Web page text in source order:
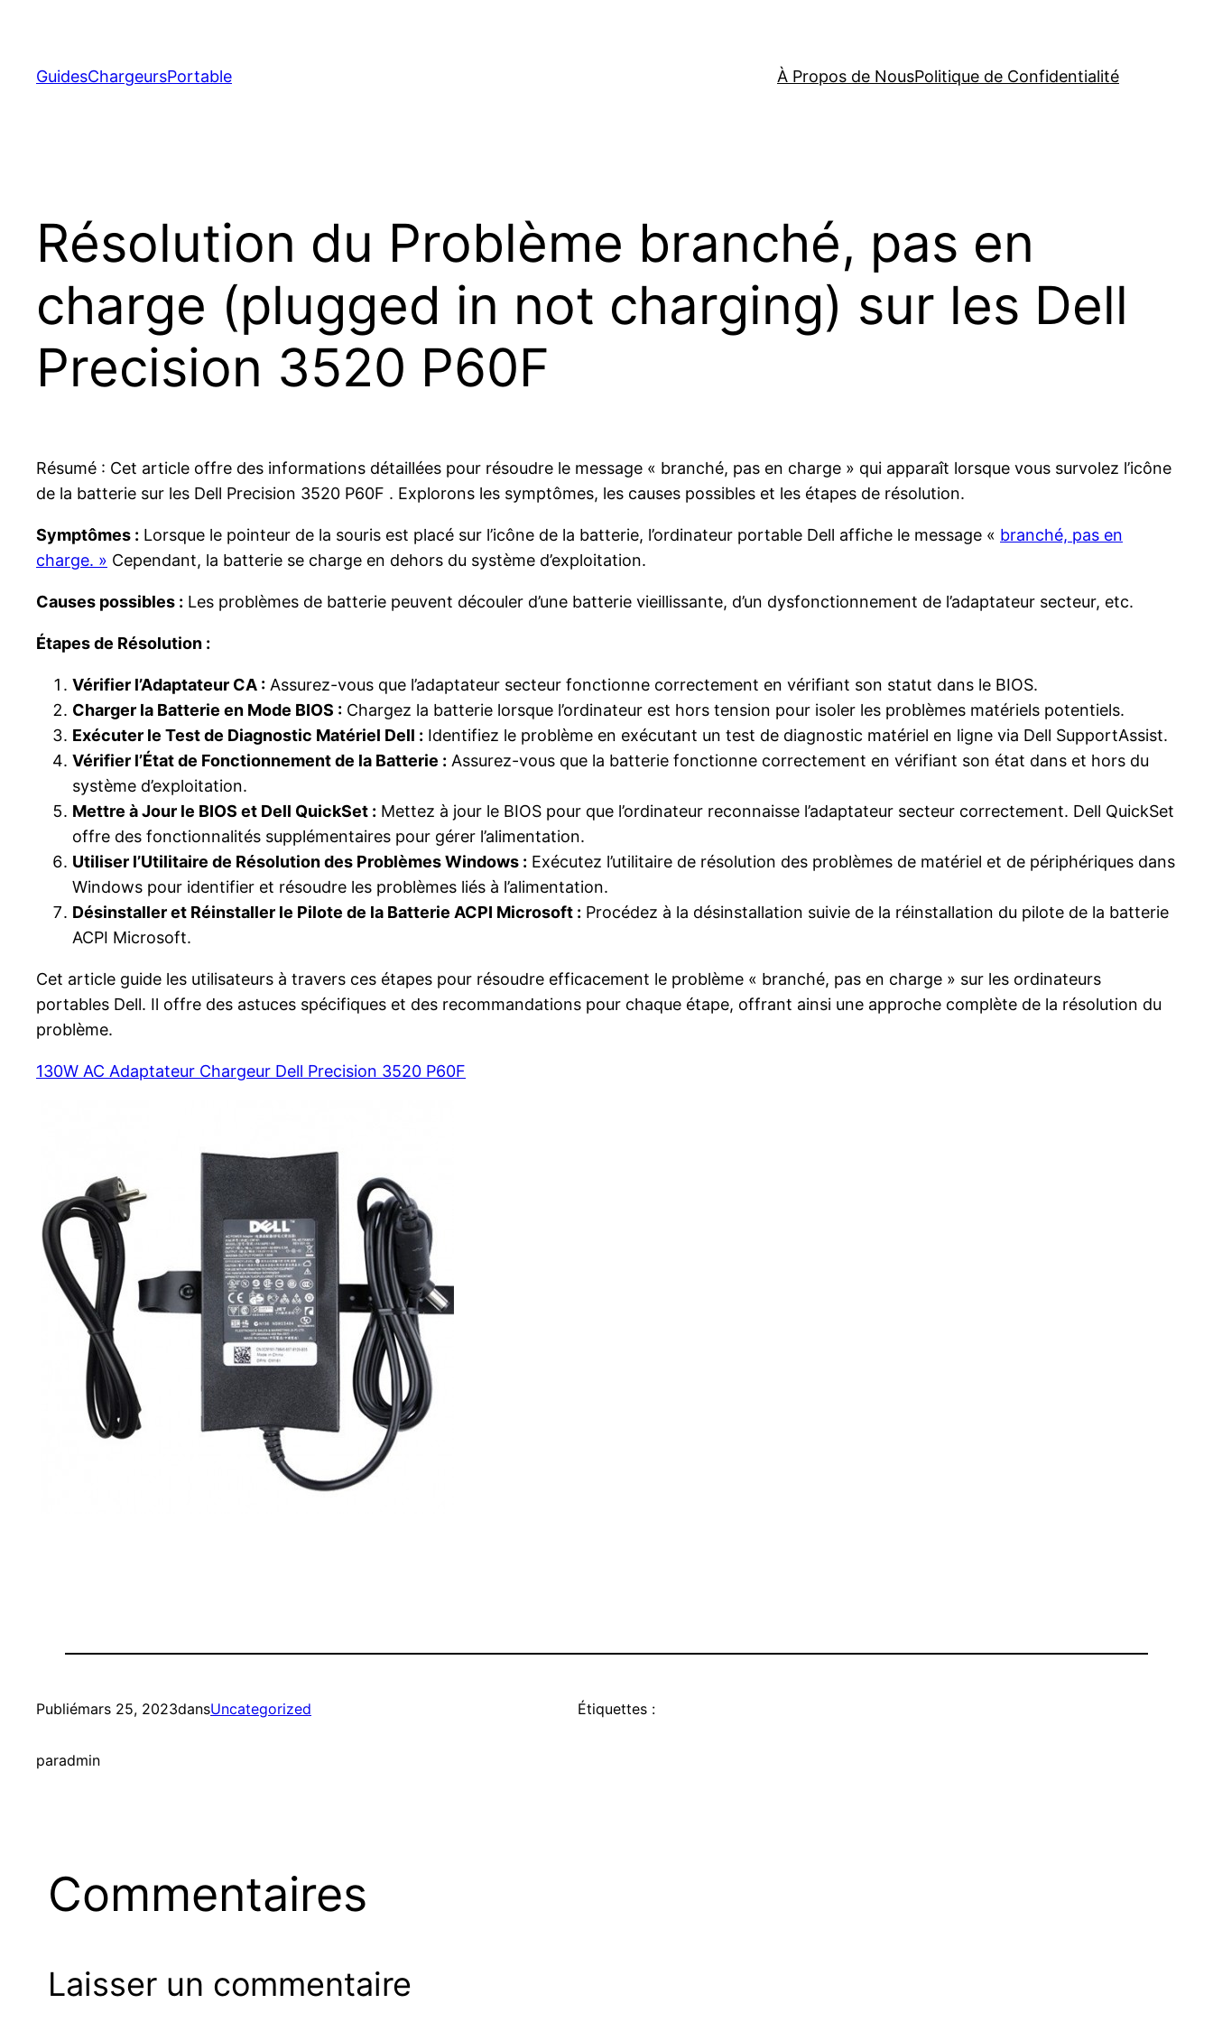
contenu
GuidesChargeursPortable À Propos de NousPolitique de Confidentialité
Résolution du Problème branché, pas en
charge (plugged in not charging) sur les Dell
Precision 3520 P60F
Résumé : Cet article offre des informations détaillées pour résoudre le message « branché, pas en charge » qui apparaît lorsque vous survolez l’icône
de la batterie sur les Dell Precision 3520 P60F . Explorons les symptômes, les causes possibles et les étapes de résolution.
Symptômes : Lorsque le pointeur de la souris est placé sur l’icône de la batterie, l’ordinateur portable Dell affiche le message « branché, pas en
charge. » Cependant, la batterie se charge en dehors du système d’exploitation.
Causes possibles : Les problèmes de batterie peuvent découler d’une batterie vieillissante, d’un dysfonctionnement de l’adaptateur secteur, etc.
Étapes de Résolution :
Vérifier l’Adaptateur CA : Assurez-vous que l’adaptateur secteur fonctionne correctement en vérifiant son statut dans le BIOS.
Charger la Batterie en Mode BIOS : Chargez la batterie lorsque l’ordinateur est hors tension pour isoler les problèmes matériels potentiels.
Exécuter le Test de Diagnostic Matériel Dell : Identifiez le problème en exécutant un test de diagnostic matériel en ligne via Dell SupportAssist.
Vérifier l’État de Fonctionnement de la Batterie : Assurez-vous que la batterie fonctionne correctement en vérifiant son état dans et hors du
système d’exploitation.
Mettre à Jour le BIOS et Dell QuickSet : Mettez à jour le BIOS pour que l’ordinateur reconnaisse l’adaptateur secteur correctement. Dell QuickSet
offre des fonctionnalités supplémentaires pour gérer l’alimentation.
Utiliser l’Utilitaire de Résolution des Problèmes Windows : Exécutez l’utilitaire de résolution des problèmes de matériel et de périphériques dans
Windows pour identifier et résoudre les problèmes liés à l’alimentation.
Désinstaller et Réinstaller le Pilote de la Batterie ACPI Microsoft : Procédez à la désinstallation suivie de la réinstallation du pilote de la batterie
ACPI Microsoft.
Cet article guide les utilisateurs à travers ces étapes pour résoudre efficacement le problème « branché, pas en charge » sur les ordinateurs
portables Dell. Il offre des astuces spécifiques et des recommandations pour chaque étape, offrant ainsi une approche complète de la résolution du
problème.
130W AC Adaptateur Chargeur Dell Precision 3520 P60F
Publiémars 25, 2023dansUncategorized
paradmin
Étiquettes :
Commentaires
Laisser un commentaire